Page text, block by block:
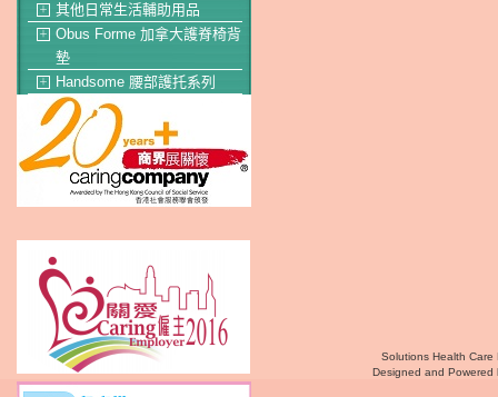
＋ 其他日常生活輔助用品
＋
Obus Forme 加拿大護脊椅背
墊
＋ Handsome 腰部護托系列
Solutions Health Care
Designed and